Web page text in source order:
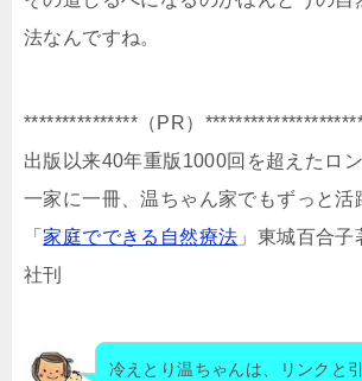
法なんですね。
***************（PR）
出版以来40年重版1000回を超えたロ
一家に一冊、温ちゃん家でもずっと活
「家庭でできる自然療法 」東城百合
社刊
冷えとり温ちゃんは、リンクと